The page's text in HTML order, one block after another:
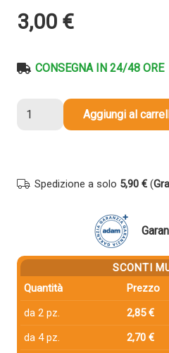
3,00 €
CONSEGNA IN 24/48 ORE
compatibile
1998C001
Aggiungi al
Spedizione a solo 5,90 € (
SCONTI
Quantità
Prezzo
da 2 pz.
2,85 €
da 4 pz.
2,70 €